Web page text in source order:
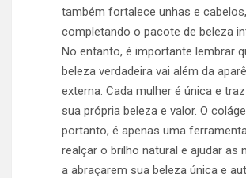
também fortalece unhas e cabelos,
completando o pacote de beleza
No entanto, é importante lembrar
beleza verdadeira vai além da
externa. Cada mulher é única e
sua própria beleza e valor. O
portanto, é apenas uma
realçar o brilho natural e ajudar as
a abraçarem sua beleza única e